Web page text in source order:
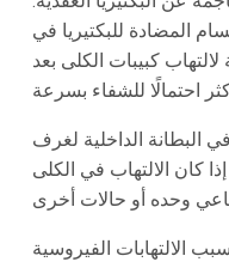
المضادة للبكتيريا في
كبيبات الكلى بعد
البطانة الداخلية لغرف
كان الالتهاب في الكلى
الالتهابات الفيروسية